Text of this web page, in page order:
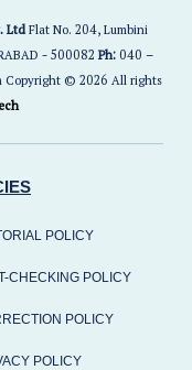
LtdFlat No. 204, Lumbini
- 500082Ph:040 –
© 2026 All rights
POLICY
CHECKING POLICY
POLICY
POLICY